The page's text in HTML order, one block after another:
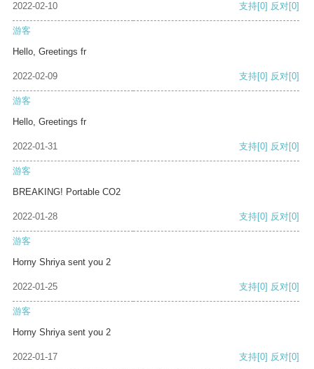
2022-02-10 支持[0] 反对[0]
游客
Hello, Greetings fr
2022-02-09 支持[0] 反对[0]
游客
Hello, Greetings fr
2022-01-31 支持[0] 反对[0]
游客
BREAKING! Portable CO2
2022-01-28 支持[0] 反对[0]
游客
Horny Shriya sent you 2
2022-01-25 支持[0] 反对[0]
游客
Horny Shriya sent you 2
2022-01-17 支持[0] 反对[0]